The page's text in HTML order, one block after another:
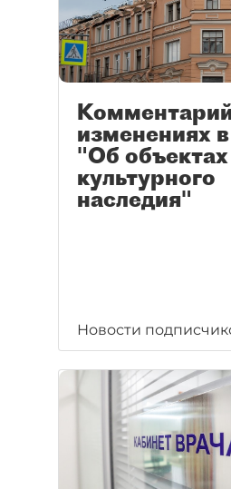
изменениях
"Об объектах
культурного
наследия"
Новости